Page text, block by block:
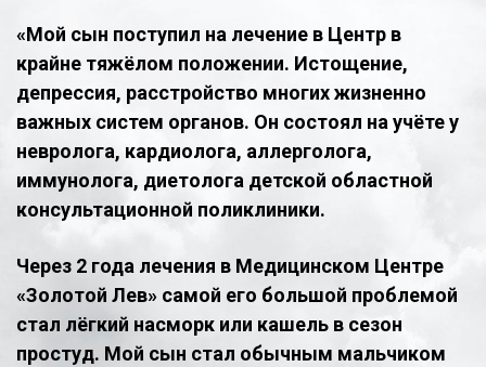
«Мой сын поступил на лечение в Центр в
крайне тяжёлом положении. Истощение,
депрессия, расстройство многих жизненно
важных систем органов. Он состоял на учёте у
невролога, кардиолога, аллерголога,
иммунолога, диетолога детской областной
консультационной поликлиники.
Через 2 года лечения в Медицинском Центре
«Золотой Лев» самой его большой проблемой
стал лёгкий насморк или кашель в сезон
простуд. Мой сын стал обычным мальчиком